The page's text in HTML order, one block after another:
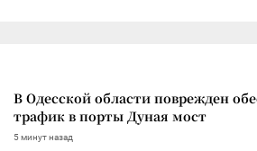
В Одесской области поврежден
трафик в порты Дуная мост
5 минут назад